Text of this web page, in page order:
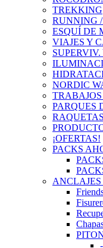
TREKKING
RUNNING
ESQUÍ DE
VIAJES Y
SUPERVIV.
NORDIC
PARQUES
¡OFERTAS!
PACKS